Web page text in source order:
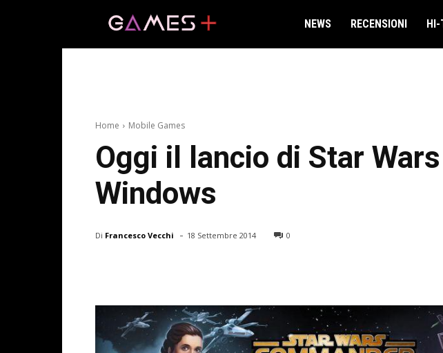
NEWS RECENSIONI HI-
Home Mobile Games
Oggi il lancio di Star
Windows
Di Francesco Vecchi - 18 Settembre 2014 0